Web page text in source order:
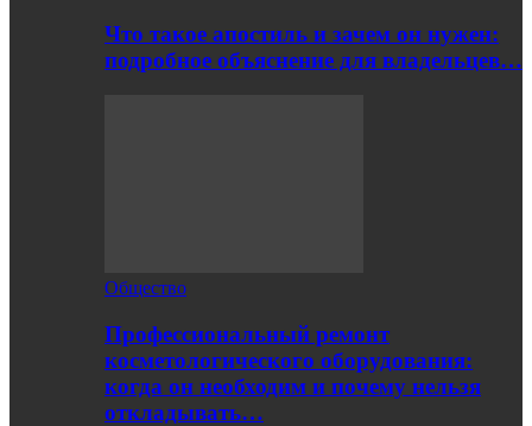
Что такое апостиль и зачем он нужен:
подробное объяснение для владельцев…
Общество
Профессиональный ремонт
косметологического оборудования:
когда он необходим и почему нельзя
откладывать…